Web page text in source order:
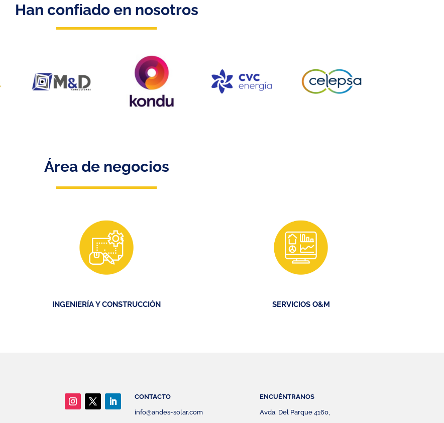
Han conﬁado en nosotros
Área de negocios
INGENIERÍA Y CONSTRUCCIÓN SERVICIOS O&M
CONTACTO
info@andes-solar.com
ENCUÉNTRANOS
Avda. Del Parque 4160,